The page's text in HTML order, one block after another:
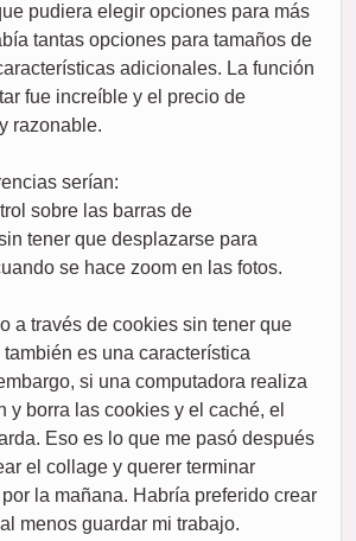
pudiera elegir opciones para más
tantas opciones para tamaños de
adicionales. La función
fue increíble y el precio de
razonable.
serían:
sobre las barras de
tener que desplazarse para
se hace zoom en las fotos.
a través de cookies sin tener que
es una característica
si una computadora realiza
y borra las cookies y el caché, el
Eso es lo que me pasó después
el collage y querer terminar
la mañana. Habría preferido crear
menos guardar mi trabajo.